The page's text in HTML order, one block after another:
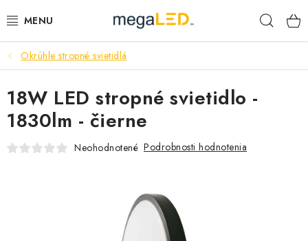
na
PRIEMYSEL
SVIETIDLÁ
ŽIAROVKY A TRUBICE
Okrúhle stropné svietidlá
18W LED stropné svietidlo -
1830lm - čierne
Neohodnotené Podrobnosti hodnotenia